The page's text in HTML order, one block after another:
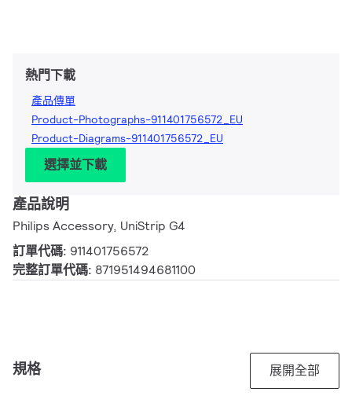
熱門下載
產品傳單
Product-Photographs-911401756572_EU
Product-Diagrams-911401756572_EU
選擇並下載
產品說明
Philips Accessory, UniStrip G4
訂單代碼: 911401756572
完整訂單代碼: 871951494681100
規格 展開全部